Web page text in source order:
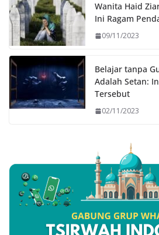
Wanita Haid
Ini Ragam
09/11/2023
Belajar tanpa
Adalah Setan:
Tersebut
02/11/2023